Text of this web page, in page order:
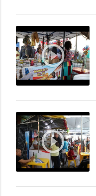
play_circle_outline
play_circle_outline